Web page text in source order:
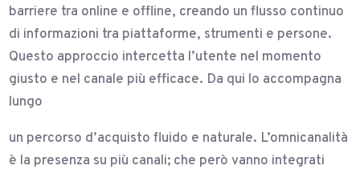
barriere tra online e offline, creando un flusso continuo
di informazioni tra piattaforme, strumenti e persone.
Questo approccio intercetta l’utente nel momento
giusto e nel canale più efficace. Da qui lo accompagna
lungo
un percorso d’acquisto fluido e naturale. L’omnicanalità
è la presenza su più canali; che però vanno integrati